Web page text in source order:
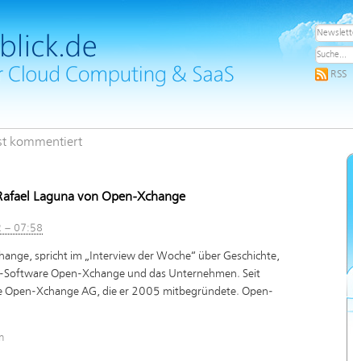
RSS
kommentiert
Laguna von Open-Xchange
– 07:58
spricht im „Interview der Woche“ über Geschichte,
Open-Xchange und das Unternehmen. Seit
Open-Xchange AG, die er 2005 mitbegründete. Open-